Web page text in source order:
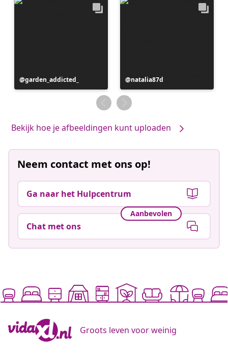
Bericht
gepubliceerd
garden_addicted_
Bericht
gepubliceerd
door
natalia87d
Bekijk hoe je afbeeldingen kunt uploaden
Neem contact met ons op!
Ga naar het Hulpcentrum
Aanbevolen
Chat met ons
Groots leven voor weinig